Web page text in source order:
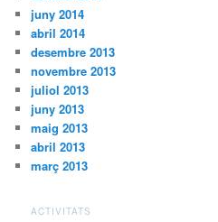
juny 2014
abril 2014
desembre 2013
novembre 2013
juliol 2013
juny 2013
maig 2013
abril 2013
març 2013
ACTIVITATS